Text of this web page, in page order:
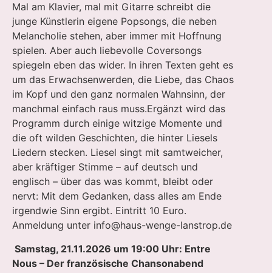
Mal am Klavier, mal mit Gitarre schreibt die
junge Künstlerin eigene Popsongs, die neben
Melancholie stehen, aber immer mit Hoffnung
spielen. Aber auch liebevolle Coversongs
spiegeln eben das wider. In ihren Texten geht es
um das Erwachsenwerden, die Liebe, das Chaos
im Kopf und den ganz normalen Wahnsinn, der
manchmal einfach raus muss.Ergänzt wird das
Programm durch einige witzige Momente und
die oft wilden Geschichten, die hinter Liesels
Liedern stecken. Liesel singt mit samtweicher,
aber kräftiger Stimme – auf deutsch und
englisch – über das was kommt, bleibt oder
nervt: Mit dem Gedanken, dass alles am Ende
irgendwie Sinn ergibt. Eintritt 10 Euro.
Anmeldung unter info@haus-wenge-lanstrop.de
Samstag, 21.11.2026 um 19:00 Uhr: Entre
Nous – Der französische Chansonabend